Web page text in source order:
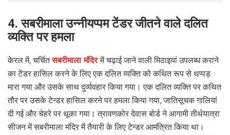
4. सबरीमाला उन्नीयप्पम टेंडर जीतने वाले दलित
व्यक्ति पर हमला
केरल में, चर्चितसबरीमाला मंदिर में चढ़ाई जाने वाली मिठाइयां उपलब्ध कराने
का टेंडर हासिल करने के लिए एक दलित व्यक्ति को कथित रूप से थप्पड़
मारा गया और उसके साथ दुर्व्यवहार किया गया। एक दलित व्यक्ति पर कथित
तौर पर उसके टेन्डर हासिल करने पर हमला किया गया, जातिसूचक गालियां
दी गई और चेहरे पर थूका गया। त्रावणकोर देवास बोर्ड ने आगामी तीर्थयात्रा
सीजन में सबरीमाला मंदिर में तैयारी के लिए टेन्डर आमंत्रित किया था।